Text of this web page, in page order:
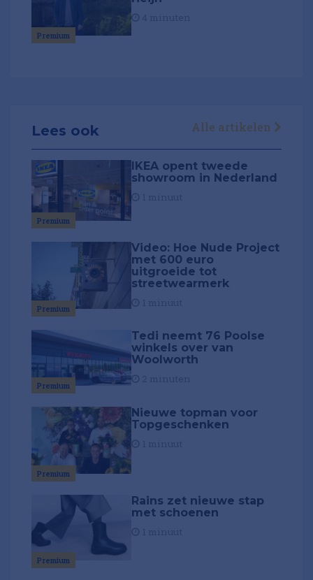
Premium
Lees ook Alle artikelen
Premium
IKEA opent tweede
showroom in Nederland
Premium
Video: Hoe Nude Project
met 600 euro
uitgroeide tot
streetwearmerk
Premium
Tedi neemt 76 Poolse
winkels over van
Woolworth
Premium
Nieuwe topman voor
Topgeschenken
Premium
Rains zet nieuwe stap
met schoenen